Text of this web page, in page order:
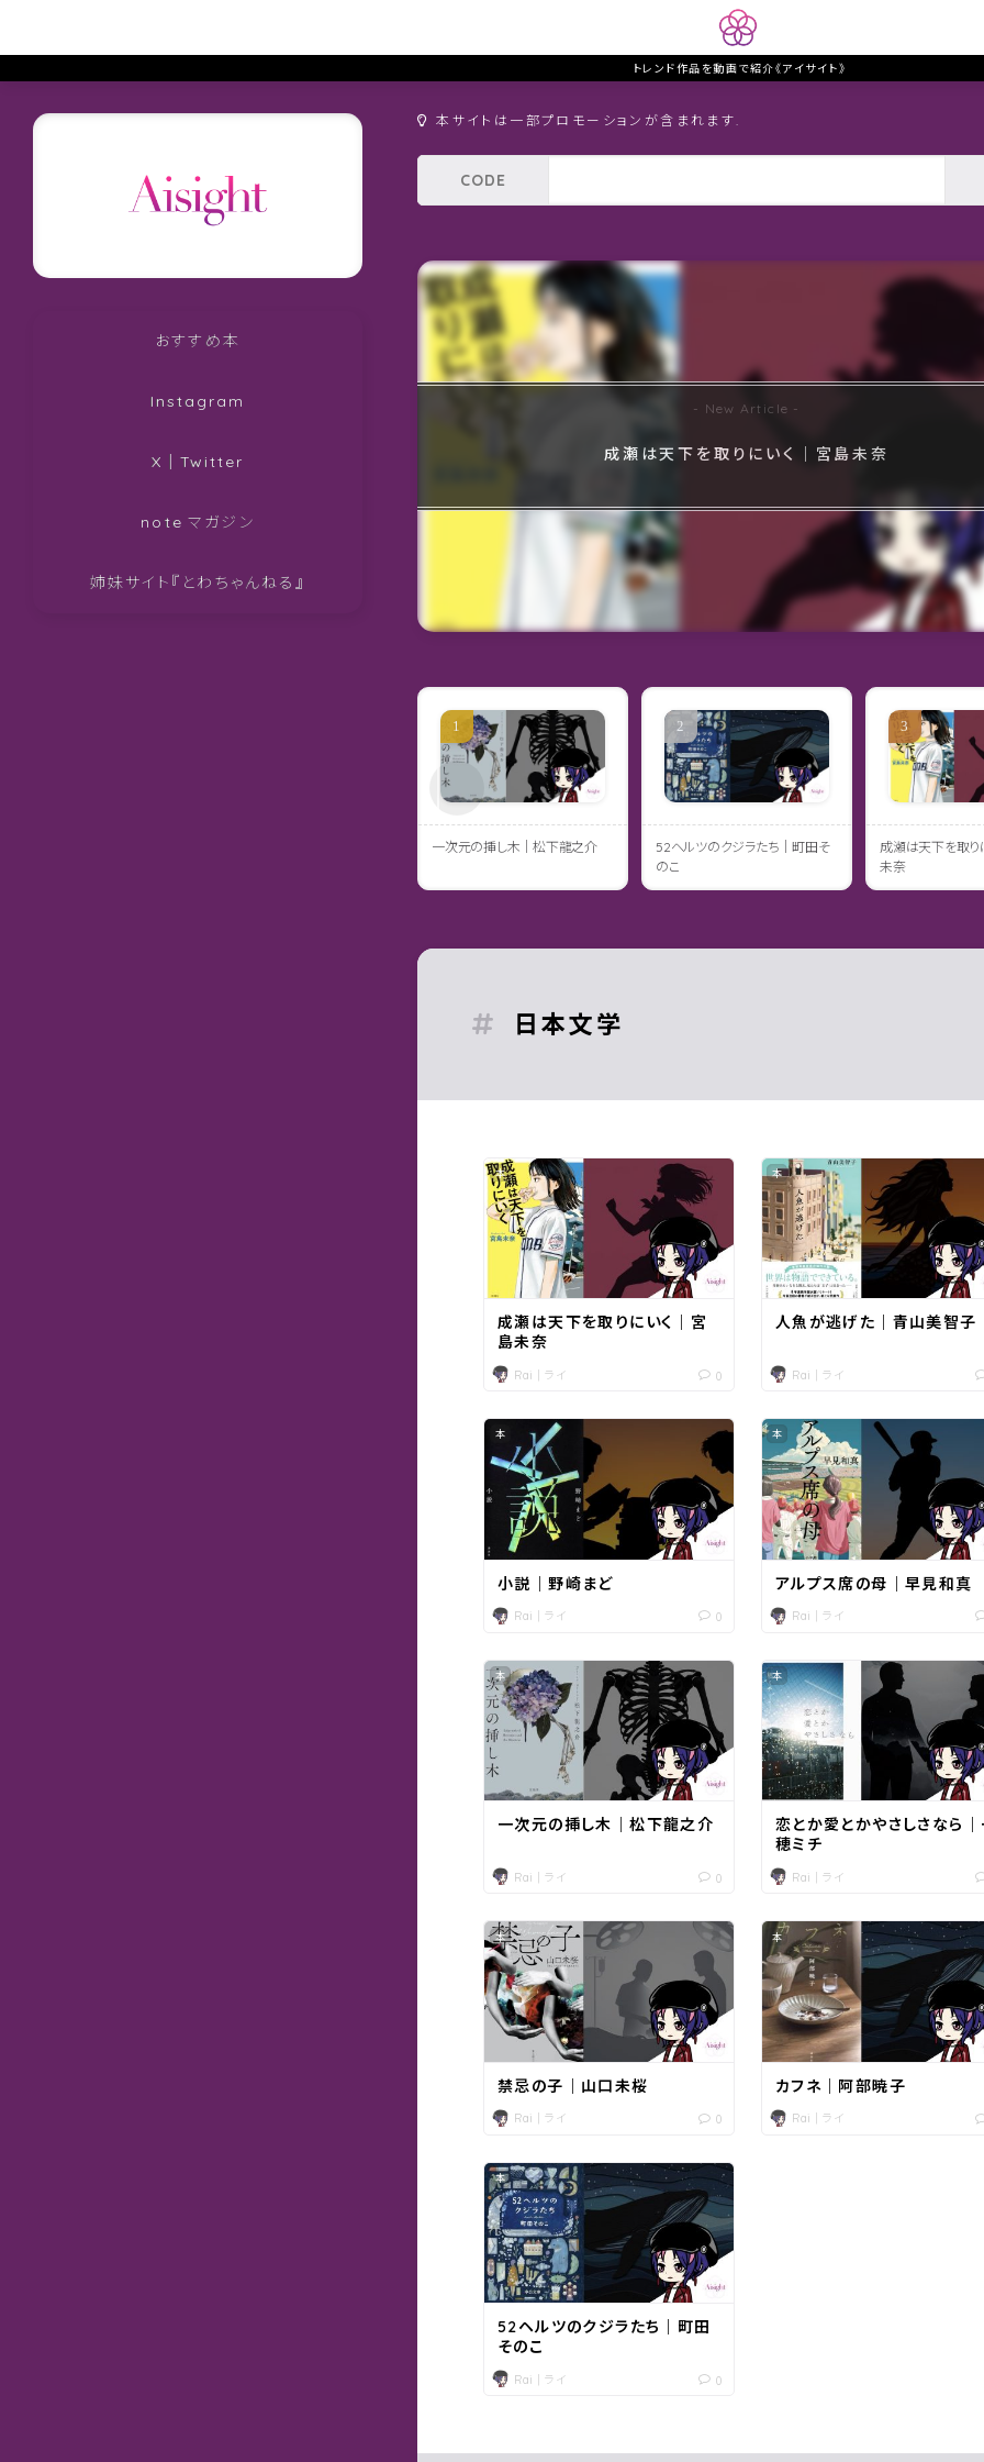
トレンド作品を動画で紹介《アイサイト》
おすすめ本
Instagram
X｜Twitter
note マガジン
姉妹サイト『とわちゃんねる』
本サイトは一部プロモーションが含まれます.
成瀬は天下を取りにいく｜宮島未奈
一次元の挿し木｜松下龍之介
52ヘルツのクジラたち｜町田そ
のこ
成瀬は天下を取り
未奈
日本文学
本
成瀬は天下を取りにいく｜宮
島未奈
Rai｜ライ 0
本
人魚が逃げた｜青山美智子
Rai｜ライ
本
小説｜野崎まど
Rai｜ライ 0
本
アルプス席の母｜早見和真
Rai｜ライ
本
一次元の挿し木｜松下龍之介
Rai｜ライ 0
本
恋とか愛とかやさしさなら
穂ミチ
Rai｜ライ
本
禁忌の子｜山口未桜
Rai｜ライ 0
本
カフネ｜阿部暁子
Rai｜ライ
本
52ヘルツのクジラたち｜町田
そのこ
Rai｜ライ 0